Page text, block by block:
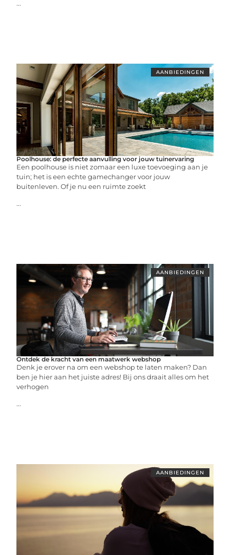
...
AANBIEDINGEN
Poolhouse: de perfecte aanvulling voor jouw tuinervaring
Een poolhouse is niet zomaar een luxe toevoeging aan je
tuin; het is een echte gamechanger voor jouw
buitenleven. Of je nu een ruimte zoekt
...
AANBIEDINGEN
Ontdek de kracht van een maatwerk webshop
Denk je erover na om een webshop te laten maken? Dan
ben je hier aan het juiste adres! Bij ons draait alles om het
verhogen
...
AANBIEDINGEN